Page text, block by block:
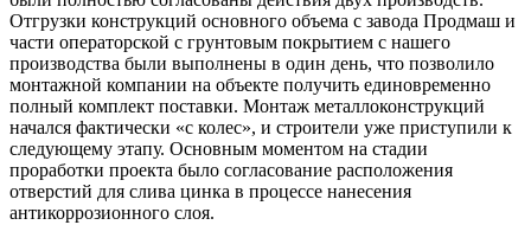
Отгрузки конструкций основного объема с завода Продмаш и
части операторской с грунтовым покрытием с нашего
производства были выполнены в один день, что позволило
монтажной компании на объекте получить единовременно
полный комплект поставки. Монтаж металлоконструкций
начался фактически «с колес», и строители уже приступили к
следующему этапу. Основным моментом на стадии
проработки проекта было согласование расположения
отверстий для слива цинка в процессе нанесения
антикоррозионного слоя.